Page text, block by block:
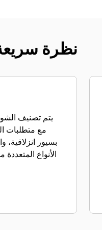
نظرة
يتم تصنيف
مع متطلبات
بسيور انزلاقية،
الأنواع